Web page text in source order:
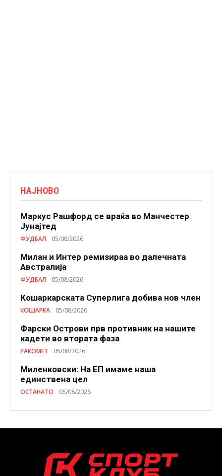
НАЈНОВО
Маркус Рашфорд се враќа во Манчестер
Јунајтед
ФУДБАЛ 05/08/2026
Милан и Интер ремизираа во далечната
Австралија
ФУДБАЛ 05/08/2026
Кошаркарската Суперлига добива нов член
КОШАРКА 05/08/2026
Фарски Острови прв противник на нашите
кадети во втората фаза
РАКОМЕТ 05/08/2026
Миленковски: На ЕП имаме наша
единствена цел
ОСТАНАТО 05/08/2026